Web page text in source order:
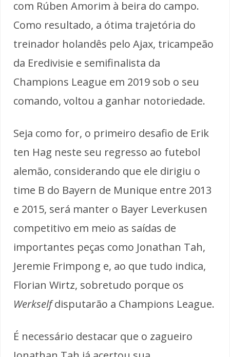
com Rúben Amorim à beira do campo.
Como resultado, a ótima trajetória do
treinador holandês pelo Ajax, tricampeão
da Eredivisie e semifinalista da
Champions League em 2019 sob o seu
comando, voltou a ganhar notoriedade.
Seja como for, o primeiro desafio de Erik
ten Hag neste seu regresso ao futebol
alemão, considerando que ele dirigiu o
time B do Bayern de Munique entre 2013
e 2015, será manter o Bayer Leverkusen
competitivo em meio as saídas de
importantes peças como Jonathan Tah,
Jeremie Frimpong e, ao que tudo indica,
Florian Wirtz, sobretudo porque os
Werkselfdisputarão a Champions League.
É necessário destacar que o zagueiro